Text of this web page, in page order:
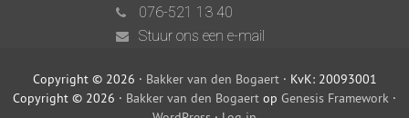
076-521 13 40
Stuur ons een e-mail
Copyright © 2026 · Bakker van den Bogaert· KvK: 20093001
Copyright © 2026 · Bakker van den Bogaert op Genesis Framework ·